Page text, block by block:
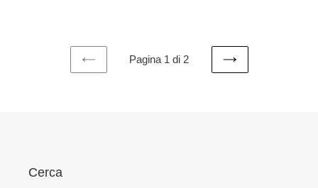
PAGINA
Pagina 1 di 2
PAGINA
Cerca